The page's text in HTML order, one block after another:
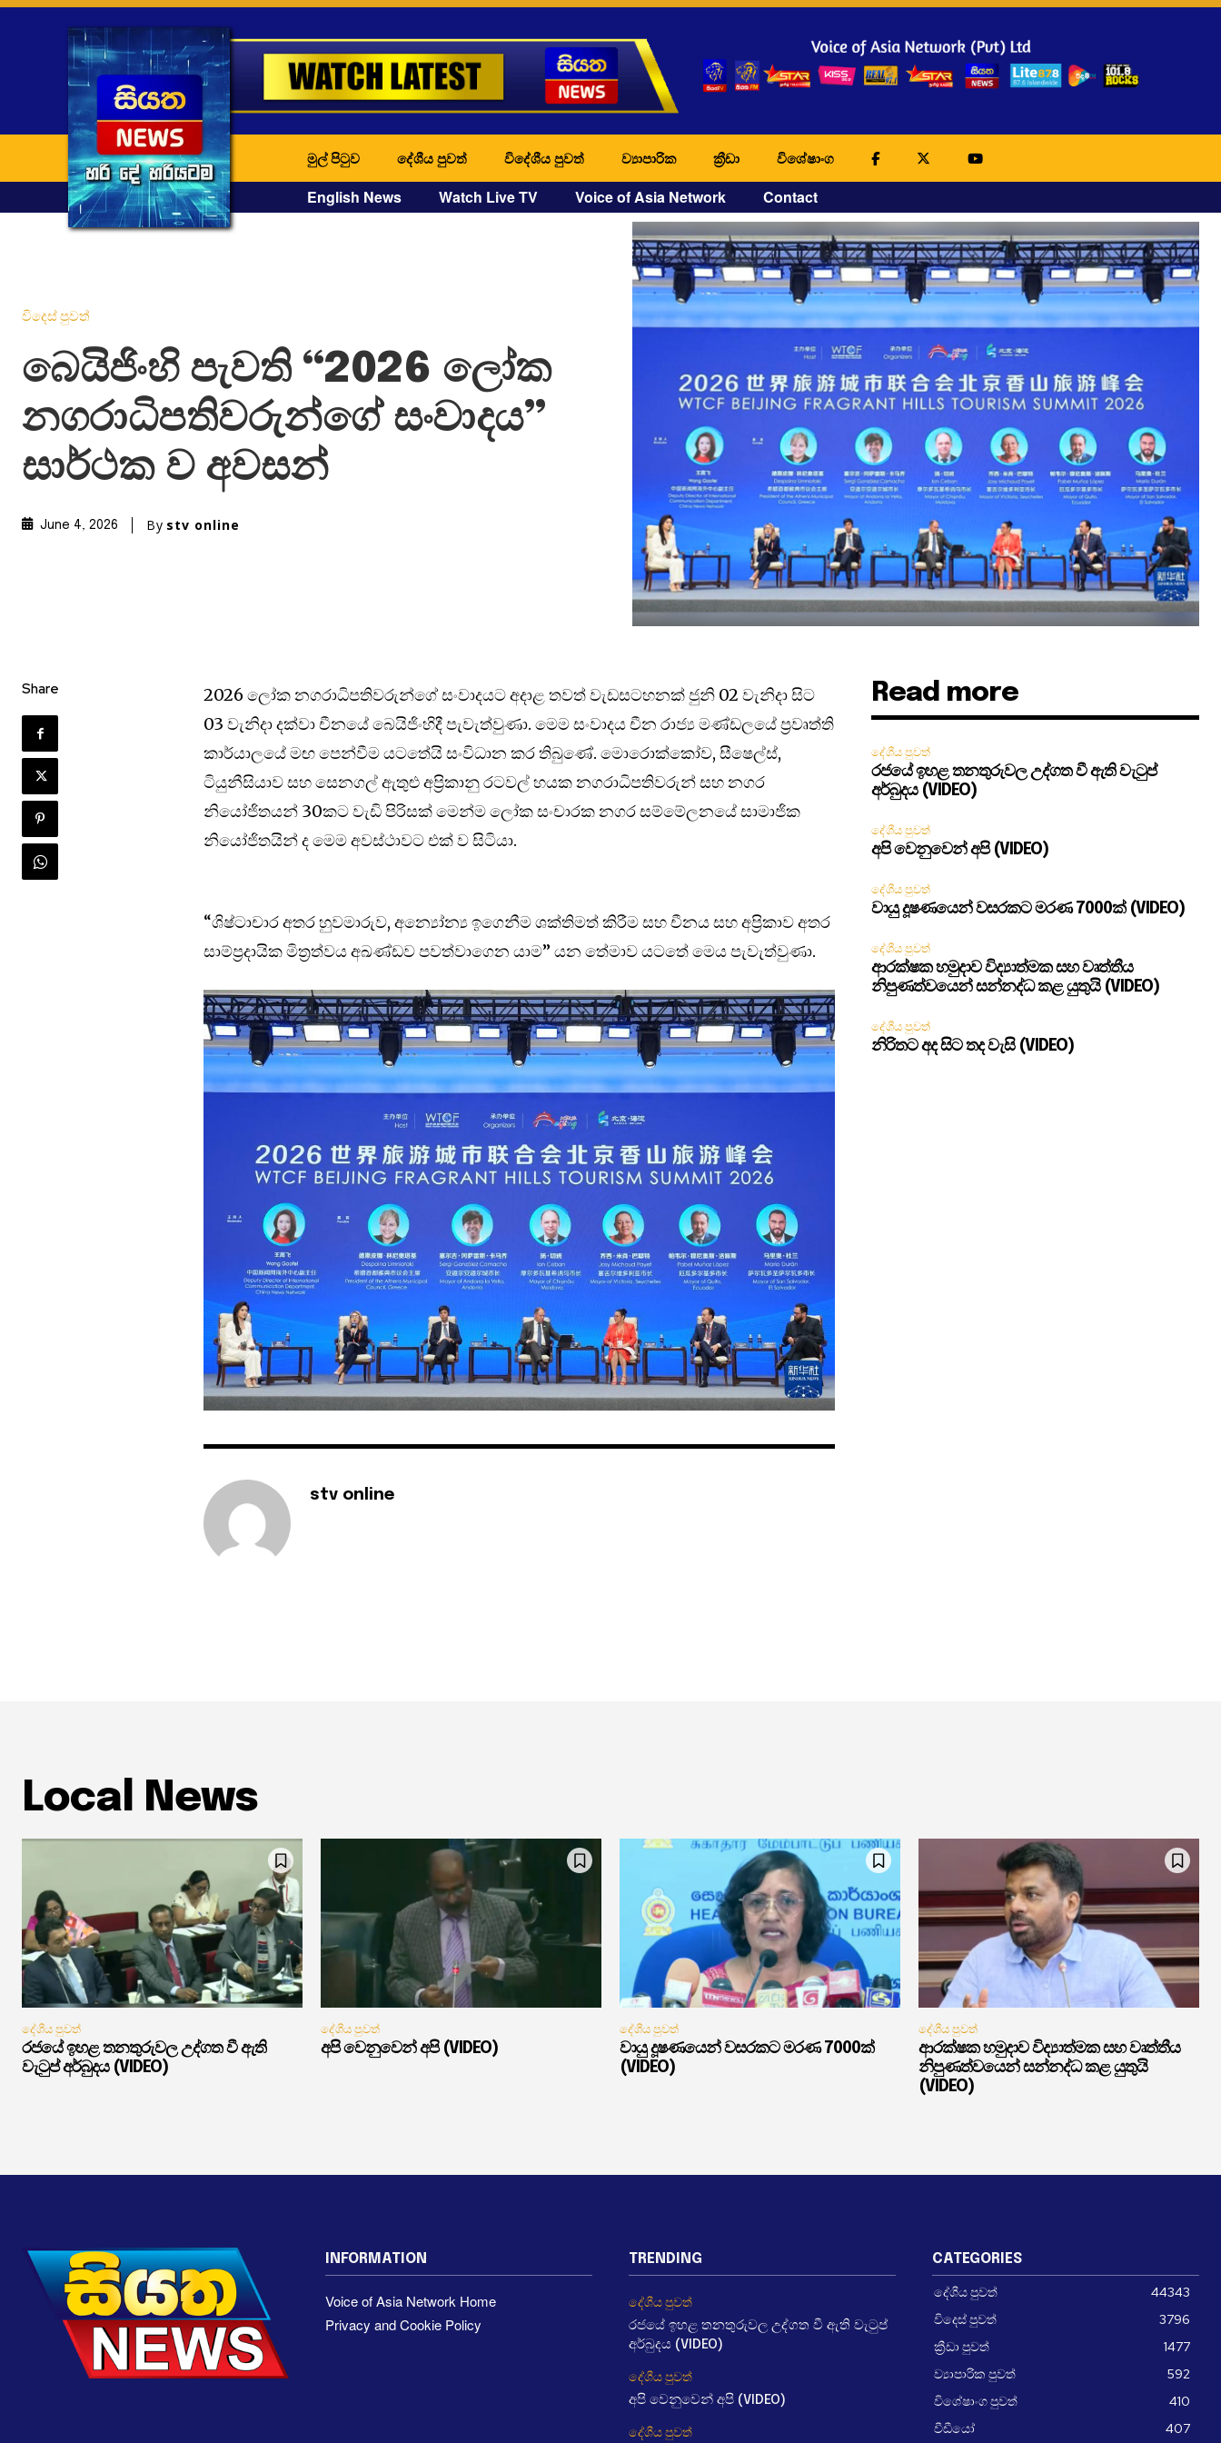
මුල් පිටුව දේශීය පුවත් විදේශීය පුවත් ව්‍යාපාරික ක්‍රීඩා විශේෂාංග
English News Watch Live TV Voice of Asia Network Contact
විදෙස් පුවත්
බෙයිජිංහි පැවති “2026 ලෝක
නගරාධිපතිවරුන්ගේ සංවාදය”
සාර්ථක ව අවසන්
June 4, 2026 By stv online
Share
2026 ලෝක නගරාධිපතිවරුන්ගේ සංවාදයට අදාළ තවත් වැඩසටහනක් ජුනි 02 වැනිදා සිට
03 වැනිදා දක්වා චීනයේ බෙයිජිංහිදී පැවැත්වුණා. මෙම සංවාදය චීන රාජ්‍ය මණ්ඩලයේ ප්‍රවෘත්ති
කාර්යාලයේ මඟ පෙන්වීම යටතේයි සංවිධාන කර තිබුණේ. මොරොක්කෝව, සීෂෙල්ස්,
ටියුනීසියාව සහ සෙනගල් ඇතුළු අප්‍රිකානු රටවල් හයක නගරාධිපතිවරුන් සහ නගර
නියෝජිතයන් 30කට වැඩි පිරිසක් මෙන්ම ලෝක සංචාරක නගර සම්මේලනයේ සාමාජික
නියෝජිතයින් ද මෙම අවස්ථාවට එක් ව සිටියා.
“ශිෂ්ටාචාර අතර හුවමාරුව, අන්‍යෝන්‍ය ඉගෙනීම ශක්තිමත් කිරීම සහ චීනය සහ අප්‍රිකාව අතර
සාම්ප්‍රදායික මිත්‍රත්වය අඛණ්ඩව පවත්වාගෙන යාම” යන තේමාව යටතේ මෙය පැවැත්වුණා.
stv online
Read more
දේශීය පුවත්
රජයේ ඉහළ තනතුරුවල උද්ගත වී ඇති වැටුප්
අර්බුදය (VIDEO)
දේශීය පුවත්
අපි වෙනුවෙන් අපි (VIDEO)
දේශීය පුවත්
වායු දූෂණයෙන් වසරකට මරණ 7000ක් (VIDEO)
දේශීය පුවත්
ආරක්ෂක හමුදාව විද්‍යාත්මක සහ වෘත්තීය
නිපුණත්වයෙන් සන්නද්ධ කළ යුතුයි (VIDEO)
දේශීය පුවත්
නිරිතට අද සිට තද වැසි (VIDEO)
Local News
දේශීය පුවත්
රජයේ ඉහළ තනතුරුවල උද්ගත වී ඇති
වැටුප් අර්බුදය (VIDEO)
දේශීය පුවත්
අපි වෙනුවෙන් අපි (VIDEO)
දේශීය පුවත්
වායු දූෂණයෙන් වසරකට මරණ 7000ක්
(VIDEO)
දේශීය පුවත්
ආරක්ෂක හමුදාව විද්‍යාත්මක සහ වෘත්තීය
නිපුණත්වයෙන් සන්නද්ධ කළ යුතුයි
(VIDEO)
INFORMATION
Voice of Asia Network Home
Privacy and Cookie Policy
TRENDING
දේශීය පුවත්
රජයේ ඉහළ තනතුරුවල උද්ගත වී ඇති වැටුප්
අර්බුදය (VIDEO)
දේශීය පුවත්
අපි වෙනුවෙන් අපි (VIDEO)
දේශීය පුවත්
CATEGORIES
දේශීය පුවත්
44343
විදෙස් පුවත්
3796
ක්‍රීඩා පුවත්
1477
ව්‍යාපාරික පුවත්
592
විශේෂාංග පුවත්
410
වීඩීයෝ
407